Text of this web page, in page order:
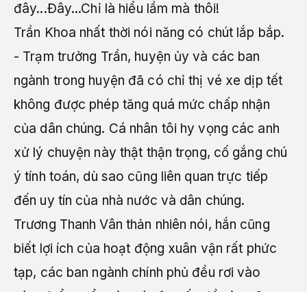
đây...Đây...Chỉ là hiểu lầm mà thôi!
Trần Khoa nhất thời nói năng có chút lắp bắp.
- Trạm trưởng Trần, huyện ủy và các ban
ngành trong huyện đã có chỉ thị vé xe dịp tết
không được phép tăng quá mức chấp nhận
của dân chúng. Cá nhân tôi hy vọng các anh
xử lý chuyện này thật thận trọng, cố gắng chú
ý tính toán, dù sao cũng liên quan trực tiếp
đến uy tín của nhà nước và dân chúng.
Trương Thanh Vân thản nhiên nói, hắn cũng
biết lợi ích của hoạt động xuân vận rất phức
tạp, các ban ngành chính phủ đều rơi vào